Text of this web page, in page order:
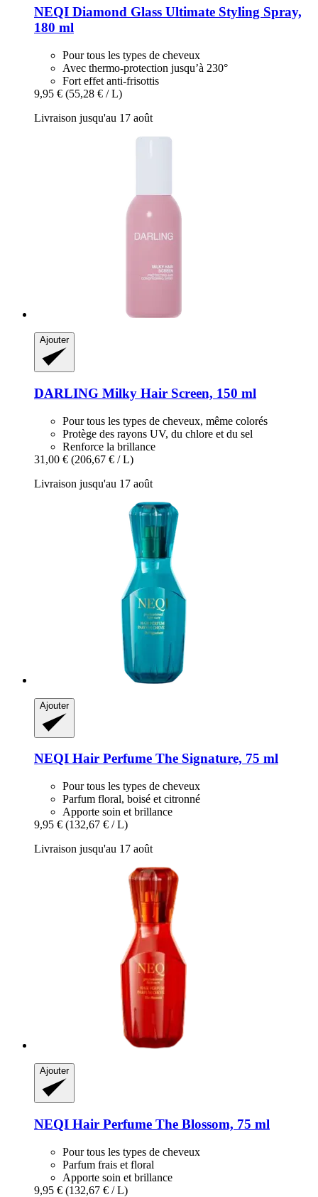
NEQI Diamond Glass Ultimate Styling Spray,
180 ml
Pour tous les types de cheveux
Avec thermo-protection jusqu’à 230°
Fort effet anti-frisottis
9,95 € (55,28 € / L)
Livraison jusqu'au 17 août
Ajouter
DARLING Milky Hair Screen, 150 ml
Pour tous les types de cheveux, même colorés
Protège des rayons UV, du chlore et du sel
Renforce la brillance
31,00 € (206,67 € / L)
Livraison jusqu'au 17 août
Ajouter
NEQI Hair Perfume The Signature, 75 ml
Pour tous les types de cheveux
Parfum floral, boisé et citronné
Apporte soin et brillance
9,95 € (132,67 € / L)
Livraison jusqu'au 17 août
Ajouter
NEQI Hair Perfume The Blossom, 75 ml
Pour tous les types de cheveux
Parfum frais et floral
Apporte soin et brillance
9,95 € (132,67 € / L)